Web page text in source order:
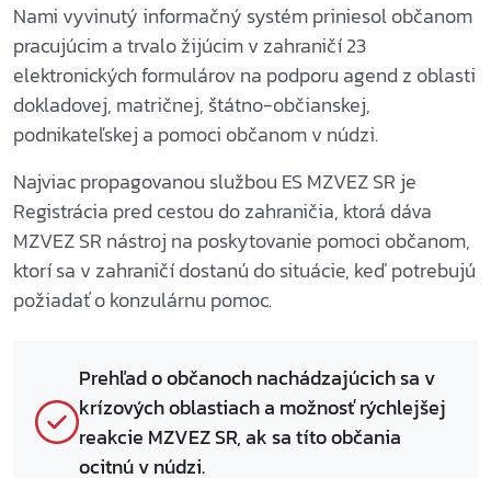
Nami vyvinutý informačný systém priniesol občanom
pracujúcim a trvalo žijúcim v zahraničí 23
elektronických formulárov na podporu agend z oblasti
dokladovej, matričnej, štátno-občianskej,
podnikateľskej a pomoci občanom v núdzi.
Najviac propagovanou službou ES MZVEZ SR je
Registrácia pred cestou do zahraničia, ktorá dáva
MZVEZ SR nástroj na poskytovanie pomoci občanom,
ktorí sa v zahraničí dostanú do situácie, keď potrebujú
požiadať o konzulárnu pomoc.
Prehľad o občanoch nachádzajúcich sa v
krízových oblastiach a možnosť rýchlejšej
reakcie MZVEZ SR, ak sa títo občania
ocitnú v núdzi.